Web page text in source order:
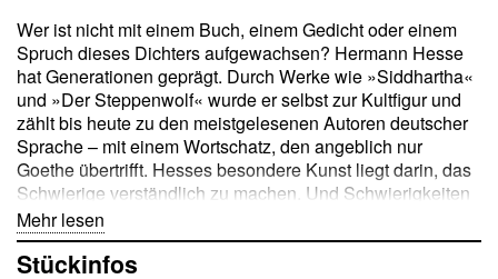
Wer ist nicht mit einem Buch, einem Gedicht oder einem
Spruch dieses Dichters aufgewachsen? Hermann Hesse
hat Generationen geprägt. Durch Werke wie »Siddhartha«
und »Der Steppenwolf« wurde er selbst zur Kultfigur und
zählt bis heute zu den meistgelesenen Autoren deutscher
Sprache – mit einem Wortschatz, den angeblich nur
Goethe übertrifft. Hesses besondere Kunst liegt darin, das
Schwierige verständlich zu machen. Und Schwierigkeiten
kannte er viele. Schon mit vierzehn in eine Anstalt für
Schwachsinnige gesteckt, hat er das Leben oft als
Zumutung empfunden. Doch zu den großen Stärken
Mehr lesen
Stückinfos